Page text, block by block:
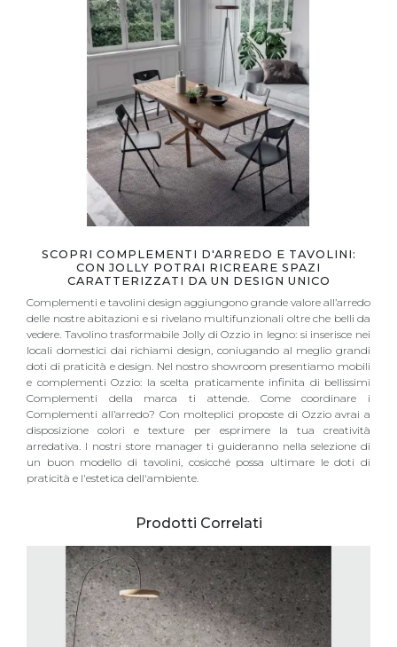
SCOPRI COMPLEMENTI D'ARREDO E TAVOLINI:
CON JOLLY POTRAI RICREARE SPAZI
CARATTERIZZATI DA UN DESIGN UNICO
Complementi e tavolini design aggiungono grande valore all’arredo
delle nostre abitazioni e si rivelano multifunzionali oltre che belli da
vedere. Tavolino trasformabile Jolly di Ozzio in legno: si inserisce nei
locali domestici dai richiami design, coniugando al meglio grandi
doti di praticità e design. Nel nostro showroom presentiamo mobili
e complementi Ozzio: la scelta praticamente infinita di bellissimi
Complementi della marca ti attende. Come coordinare i
Complementi all’arredo? Con molteplici proposte di Ozzio avrai a
disposizione colori e texture per esprimere la tua creatività
arredativa. I nostri store manager ti guideranno nella selezione di
un buon modello di tavolini, cosicché possa ultimare le doti di
praticità e l'estetica dell'ambiente.
Prodotti Correlati